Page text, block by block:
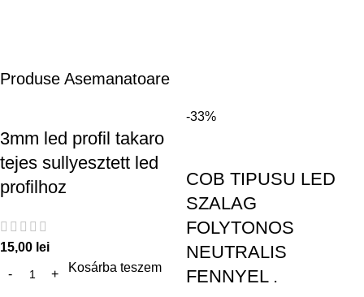
Produse Asemanatoare
3mm led profil takaro
tejes sullyesztett led
profilhoz
15,00 lei
Kosárba teszem
-33%
COB TIPUSU LED
SZALAG
FOLYTONOS
NEUTRALIS
FENNYEL .